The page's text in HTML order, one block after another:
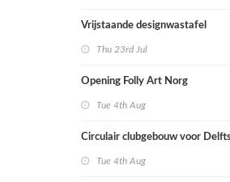
Vrijstaande designwastafel
Thu 23rd Jul
Opening Folly Art Norg
Tue 4th Aug
Circulair clubgebouw voor
Tue 4th Aug